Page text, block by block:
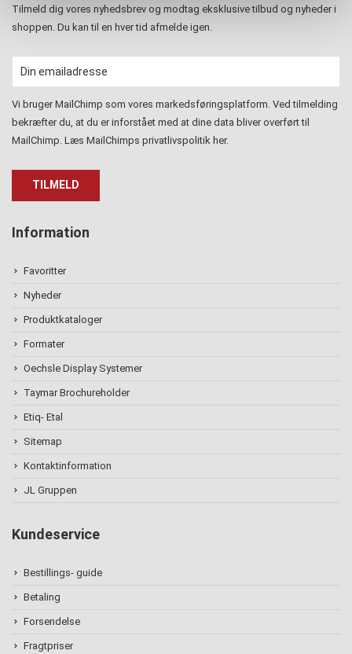
Tilmeld dig vores nyhedsbrev og modtag eksklusive tilbud og nyheder i
shoppen. Du kan til en hver tid afmelde igen.
Vi bruger MailChimp som vores markedsføringsplatform. Ved tilmelding
bekræfter du, at du er inforstået med at dine data bliver overført til
MailChimp. Læs MailChimps privatlivspolitik her.
Information
Favoritter
Nyheder
Produktkataloger
Formater
Oechsle Display Systemer
Taymar Brochureholder
Etiq- Etal
Sitemap
Kontaktinformation
JL Gruppen
Kundeservice
Bestillings- guide
Betaling
Forsendelse
Fragtpriser